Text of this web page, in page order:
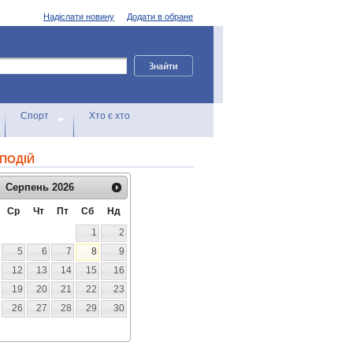
Додати в обране
Надіслати новину
Спорт Хто є хто
Серпень 2026
Ср Чт Пт Сб
Нд
1
2
5 6 7 8
9
12 13 14 15
16
19 20 21 22
23
26 27 28 29
30